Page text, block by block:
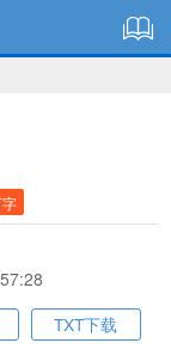
TXT下载